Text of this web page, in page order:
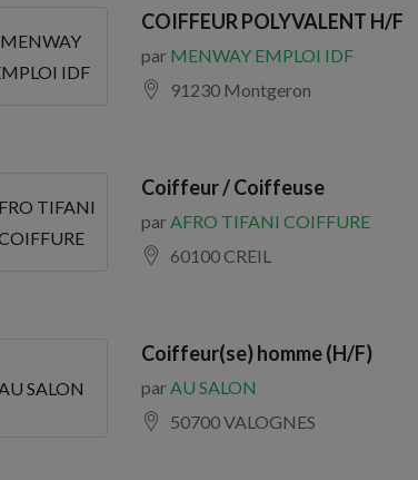
MENWAY
IDF
COIFFEUR POLYVALENT H/F
par MENWAY EMPLOI IDF
91230 Montgeron
TIFANI
Coiffeur / Coiffeuse
parAFRO TIFANI COIFFURE
60100 CREIL
AU SALON
Coiffeur(se) homme (H/F)
parAU SALON
50700 VALOGNES